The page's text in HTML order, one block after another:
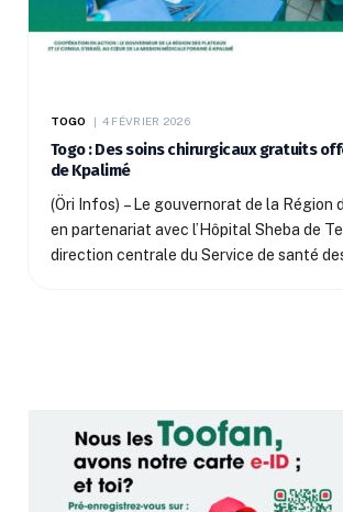
TOGO 4 FÉVRIER 2026
Togo : Des soins chirurgicaux gratuits
de Kpalimé
(Öri Infos) – Le gouvernorat de la Région
en partenariat avec l’Hôpital Sheba de
direction centrale du Service de santé